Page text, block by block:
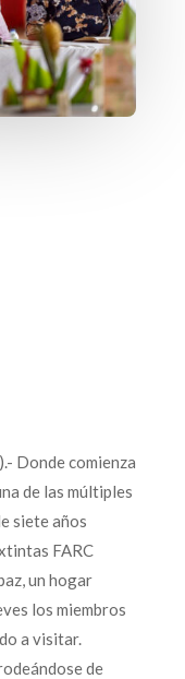
Donde comienza
de las múltiples
siete años
FARC
un hogar
los miembros
a visitar.
de